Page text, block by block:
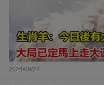
2024/09/24